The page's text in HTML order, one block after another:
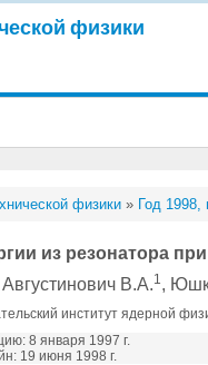
физики
физики » Год 1998,
из резонатора
Августинович В.А.1,
институт ядерной
8 января 1997 г.
19 июня 1998 г.